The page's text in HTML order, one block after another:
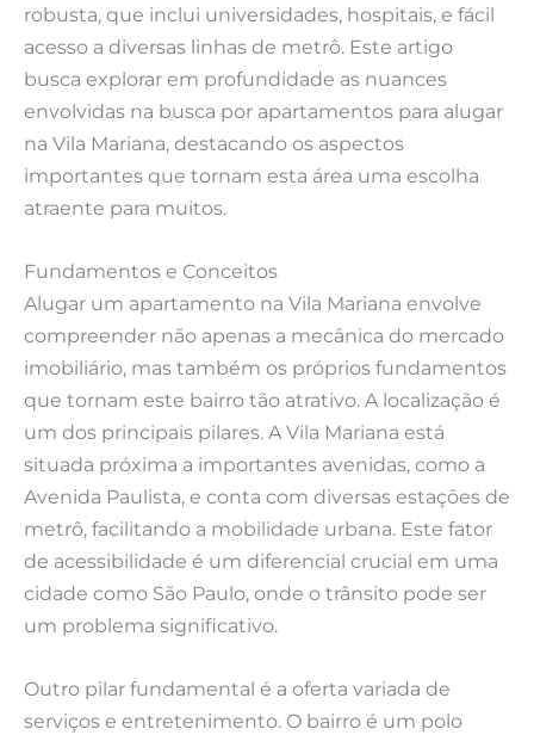
robusta, que inclui universidades, hospitais, e fácil
acesso a diversas linhas de metrô. Este artigo
busca explorar em profundidade as nuances
envolvidas na busca por apartamentos para alugar
na Vila Mariana, destacando os aspectos
importantes que tornam esta área uma escolha
atraente para muitos.
Fundamentos e Conceitos
Alugar um apartamento na Vila Mariana envolve
compreender não apenas a mecânica do mercado
imobiliário, mas também os próprios fundamentos
que tornam este bairro tão atrativo. A localização é
um dos principais pilares. A Vila Mariana está
situada próxima a importantes avenidas, como a
Avenida Paulista, e conta com diversas estações de
metrô, facilitando a mobilidade urbana. Este fator
de acessibilidade é um diferencial crucial em uma
cidade como São Paulo, onde o trânsito pode ser
um problema significativo.
Outro pilar fundamental é a oferta variada de
serviços e entretenimento. O bairro é um polo